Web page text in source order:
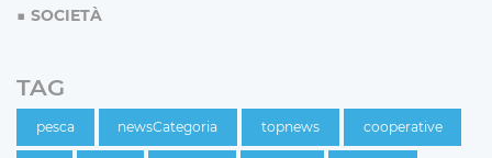
SOCIETÀ
TAG
pesca newsCategoria topnews cooperative